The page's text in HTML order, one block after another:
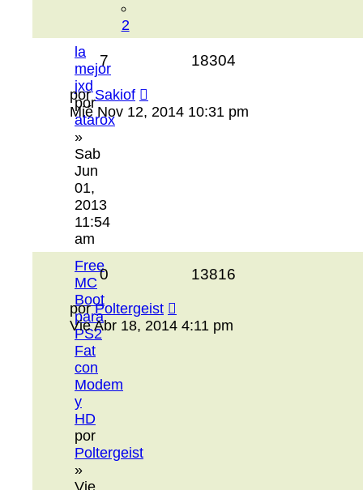
2
la
mejor
jxd
por
atarox
»
Sab
Jun
01,
2013
11:54
am
7 18304
porSakiof
Mié Nov 12, 2014 10:31 pm
Free
MC
Boot
para
PS2
Fat
con
Modem
y
HD
por
Poltergeist
»
Vie
0 13816
porPoltergeist
Vie Abr 18, 2014 4:11 pm